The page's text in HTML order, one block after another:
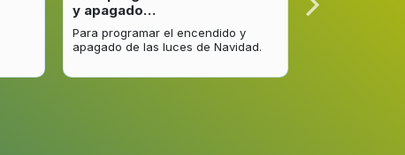
y apagado…
Para programar el encendido y
apagado de las luces de Navidad.
venta y…